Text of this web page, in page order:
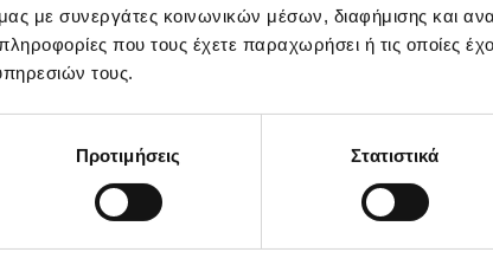
μας με συνεργάτες κοινωνικών μέσων, διαφήμισης και
που τους έχετε παραχωρήσει ή τις οποίες
τους.
Προτιμήσεις Στατιστικά